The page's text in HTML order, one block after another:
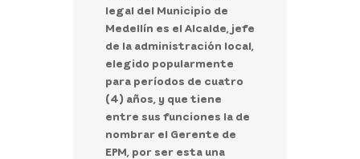
legal del Municipio de
Medellín es el Alcalde, jefe
de la administración local,
elegido popularmente
para períodos de cuatro
(4) años, y que tiene
entre sus funciones la de
nombrar el Gerente de
EPM, por ser esta una